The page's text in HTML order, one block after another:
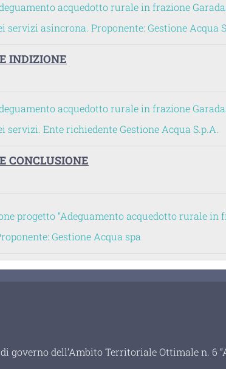
acquedotto rurale in frazione
servizi asincrona. Proponente: Gestione Acqua
INDIZIONE
acquedotto rurale in frazione
servizi. Ente richiedente Gestione Acqua S.p.A.
CONCLUSIONE
progetto “Adeguamento acquedotto rurale
Gestione Acqua spa
governo dell’Ambito Territoriale Ottimale n. 6